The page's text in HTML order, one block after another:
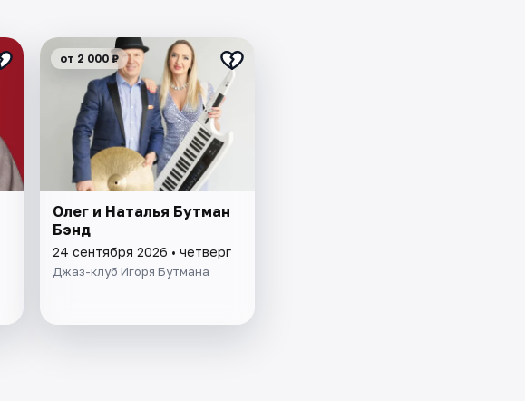
от 2 000 ₽
Олег и Наталья Бутман
Бэнд
24 сентября 2026 • четверг
Джаз-клуб Игоря Бутмана